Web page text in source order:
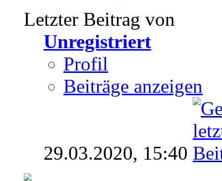
Letzter Beitrag von
Unregistriert
Profil
Beiträge anzeigen
29.03.2020, 15:40